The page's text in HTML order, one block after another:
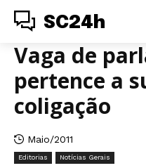
SC24h
Vaga de
pertence a
coligação
Maio/2011
Editorias Notícias Gerais